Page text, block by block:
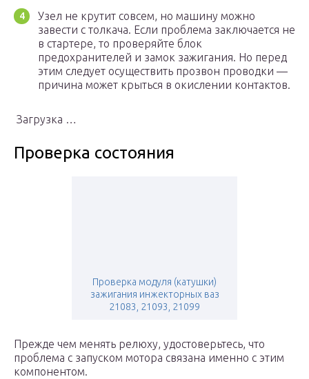
Узел не крутит совсем, но машину можно
завести с толкача. Если проблема заключается не
в стартере, то проверяйте блок
предохранителей и замок зажигания. Но перед
этим следует осуществить прозвон проводки —
причина может крыться в окислении контактов.
Загрузка …
Проверка состояния
Проверка модуля (катушки)
зажигания инжекторных ваз
21083, 21093, 21099
Прежде чем менять релюху, удостоверьтесь, что
проблема с запуском мотора связана именно с этим
компонентом.